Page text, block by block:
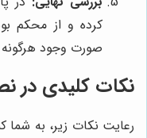
کرده و از محکم
صورت وجود هرگونه
نکات کلیدی در
رعایت نکات زیر، به